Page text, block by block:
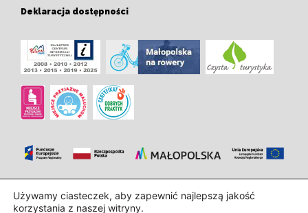
Deklaracja dostępności
Zaprojektowanie i wdrożenie: InTechHouse.com
Używamy ciasteczek, aby zapewnić najlepszą jakość
korzystania z naszej witryny.